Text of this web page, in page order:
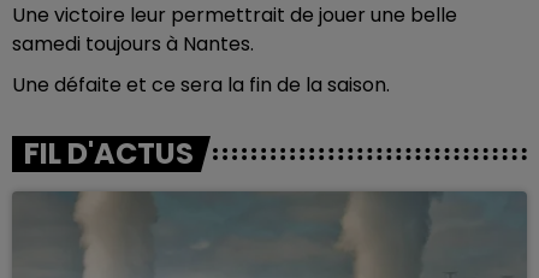
Une victoire leur permettrait de jouer une belle
samedi toujours à Nantes.
Une défaite et ce sera la fin de la saison.
FIL D'ACTUS